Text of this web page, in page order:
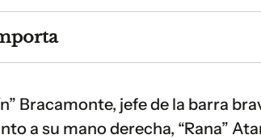
Bracamonte, jefe de la barra
a su mano derecha, “Rana”